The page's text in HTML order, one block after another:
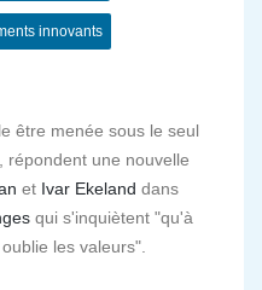
innovants
être menée sous le seul
répondent une nouvelle
et Ivar Ekeland dans
qui s'inquiètent "qu'à
les valeurs".